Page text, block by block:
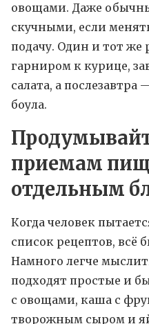
овощами. Даже
скучными, если
подачу. Один и тот же
гарниром к курице,
салата, а
боула.
приемам
отдельным
Когда человек
список рецептов, всё
Намного легче
подходят простые и
с овощами, каша с
творожным сыром и